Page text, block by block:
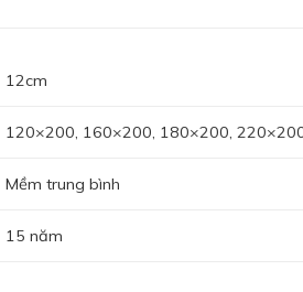
12cm
120×200, 160×200, 180×200,
Mềm trung bình
15 năm